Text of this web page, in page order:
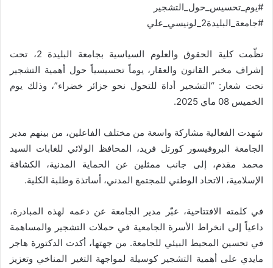
#يوم_تحسيس_حول_التشجير
#جامعة_البليدة2_لونيسي_علي
نظّمت كلية الحقوق والعلوم السياسية بجامعة البليدة 2، تحت
إشراف مخبر القانون والعقار، يوماً تحسيسياً حول أهمية التشجير
تحت شعار: “التشجير أداة للتحول نحو جزائر خضراء”، وذلك يوم
الخميس 08 ماي 2025.
شهدت الفعالية مشاركة واسعة من مختلف الفاعلين، من بينهم مدير
الجامعة البروفيسور كورتل فريد، المحافظ الولائي للغابات السيد
محمد مقدم، إلى جانب ممثلين عن الحماية المدنية، الكشافة
الإسلامية، الاتحاد الوطني للمجتمع المدني، أساتذة وطلبة الكلية.
في كلمته الافتتاحية، عبّر مدير الجامعة عن دعمه لهذه المبادرة،
داعياً إلى انخراط الأسرة الجامعية في حملات التشجير والمساهمة
في تحسين المحيط البيئي للجامعة. من جهتها، أكدت الدكتورة هاجر
مايدي على أهمية التشجير كوسيلة لمواجهة التغير المناخي وتعزيز